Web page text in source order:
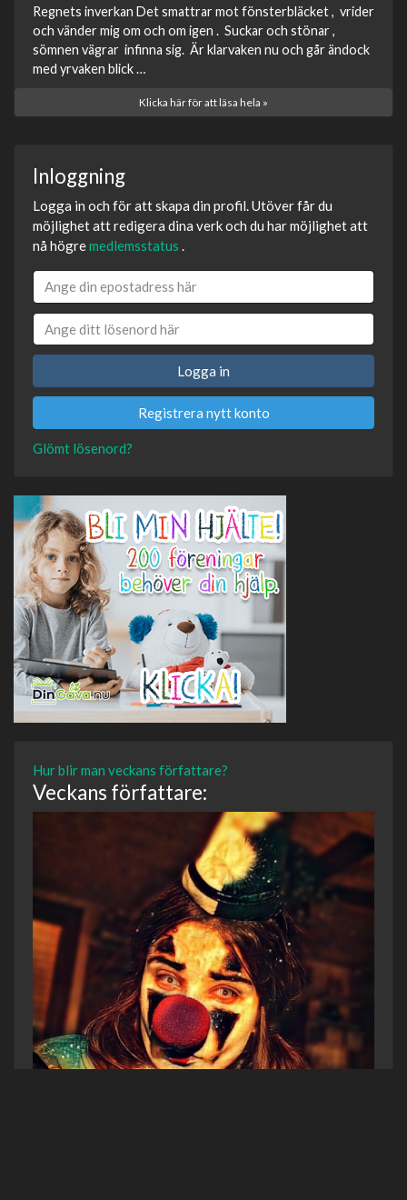
Regnets inverkan Det smattrar mot fönsterbläcket , vrider
och vänder mig om och om igen . Suckar och stönar ,
sömnen vägrar infinna sig. Är klarvaken nu och går ändock
med yrvaken blick …
Klicka här för att läsa hela »
Inloggning
Logga in och för att skapa din profil. Utöver får du
möjlighet att redigera dina verk och du har möjlighet att
nå högremedlemsstatus .
Logga in
Registrera nytt konto
Glömt lösenord?
Hur blir man veckans författare?
Veckans författare: